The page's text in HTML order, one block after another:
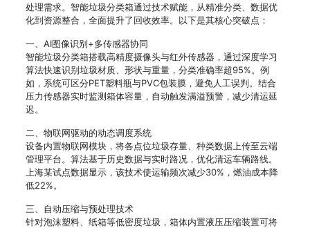
处理需求。智能垃圾分类箱通过技术赋能，从精准分类、数据优
化到资源整合，全面提升了回收效率。以下是其核心突破点：
一、AI图像识别+多传感器协同
智能垃圾分类箱搭载高精度摄像头与红外传感器，通过深度学习
算法快速识别垃圾材质、形状与重量，分类准确率超95%。例
如，系统可区分PET塑料瓶与PVC包装膜，避免人工误判。结合
压力传感器实时监测箱体容量，自动触发满溢预警，减少清运延
迟。
二、物联网驱动的动态调度系统
设备内置物联网模块，将各点位垃圾存量、种类数据上传至云端
管理平台。算法基于历史数据与实时路况，优化清运车辆路线。
上海某试点数据显示，该技术使运输频次减少30%，燃油成本降
低22%。
三、自动压缩与预处理技术
针对泡沫塑料、纸箱等低密度垃圾，箱体内置液压压缩装置可将